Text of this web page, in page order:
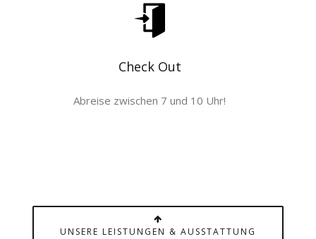
Check Out
Abreise zwischen 7 und 10 Uhr!
UNSERE LEISTUNGEN & AUSSTATTUNG